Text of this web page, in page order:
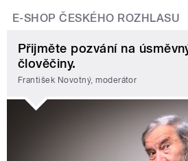
E-SHOP ČESKÉHO ROZHLASU
Přijměte pozvání na
člověčiny.
František Novotný, moderátor